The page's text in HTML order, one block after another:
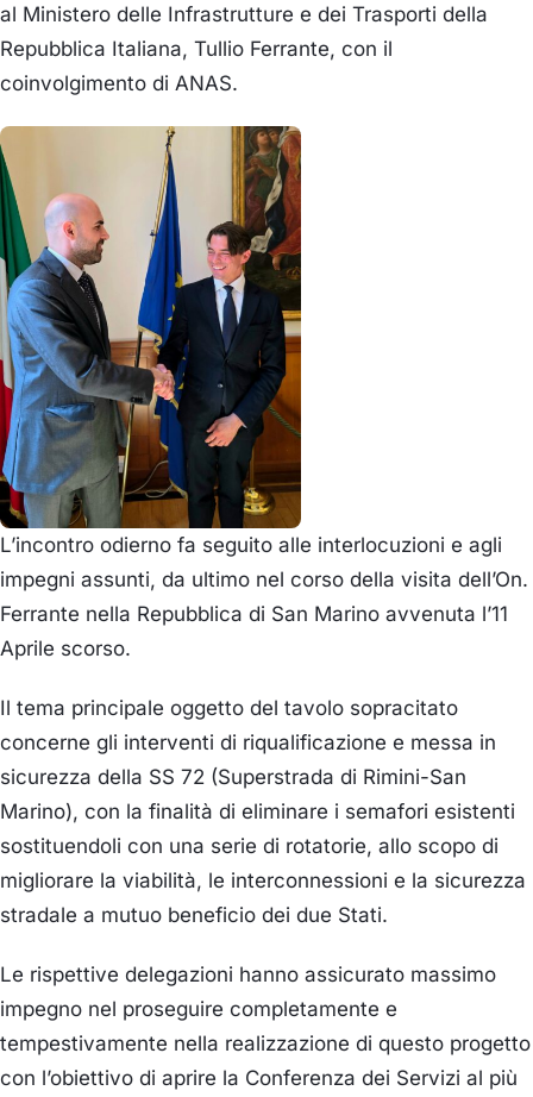
al Ministero delle Infrastrutture e dei Trasporti della
Repubblica Italiana, Tullio Ferrante, con il
coinvolgimento di ANAS.
L’incontro odierno fa seguito alle interlocuzioni e agli
impegni assunti, da ultimo nel corso della visita dell’On.
Ferrante nella Repubblica di San Marino avvenuta l’11
Aprile scorso.
Il tema principale oggetto del tavolo sopracitato
concerne gli interventi di riqualificazione e messa in
sicurezza della SS 72 (Superstrada di Rimini-San
Marino), con la finalità di eliminare i semafori esistenti
sostituendoli con una serie di rotatorie, allo scopo di
migliorare la viabilità, le interconnessioni e la sicurezza
stradale a mutuo beneficio dei due Stati.
Le rispettive delegazioni hanno assicurato massimo
impegno nel proseguire completamente e
tempestivamente nella realizzazione di questo progetto
con l’obiettivo di aprire la Conferenza dei Servizi al più